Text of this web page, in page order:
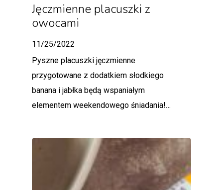
Jęczmienne placuszki z
owocami
11/25/2022
Pyszne placuszki jęczmienne
przygotowane z dodatkiem słodkiego
banana i jabłka będą wspaniałym
elementem weekendowego śniadania!…